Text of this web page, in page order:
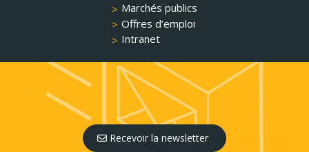
Marchés publics
Offres d’emploi
Intranet
Recevoir la newsletter